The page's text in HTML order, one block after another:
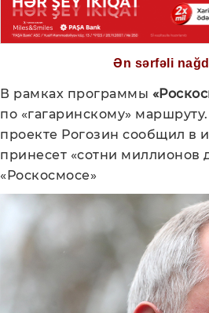
Ən sərfəli
В рамках программы
по «гагаринскому»
проекте Рогозин сообщил в
принесет «сотни миллионов
«Роскосмосе»